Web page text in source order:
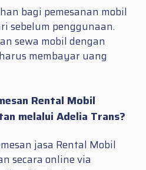
bagi pemesanan mobil
sebelum penggunaan.
sewa mobil dengan
membayar uang
Rental Mobil
melalui Adelia Trans?
jasa Rental Mobil
secara online via